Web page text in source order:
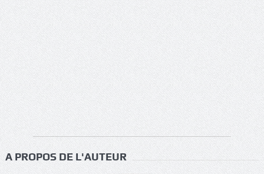
A PROPOS DE L'AUTEUR